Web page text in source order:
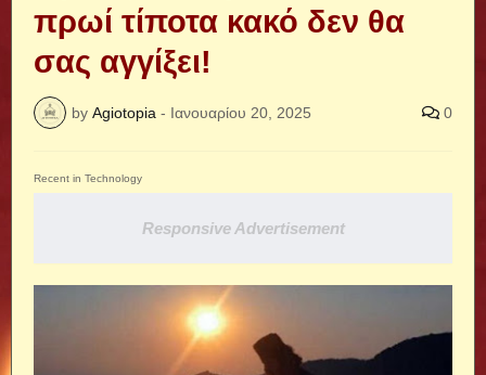
πρωί τίποτα κακό δεν θα
σας αγγίξει!
by Agiotopia - Ιανουαρίου 20, 2025 0
Recent in Technology
Responsive Advertisement